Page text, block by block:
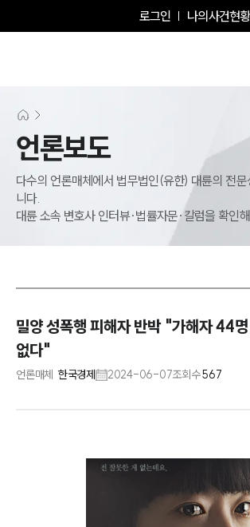
로그인 나의사건현황
언론보도
다수의 언론매체에서 법무법인(유한) 대륜의 전
니다.
대륜 소속 변호사 인터뷰·법률자문·칼럼을 확인
밀양 성폭행 피해자 반박 "가해자 44
없다"
언론매체 한국경제 2024-06-07조회수567